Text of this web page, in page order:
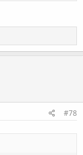
#78